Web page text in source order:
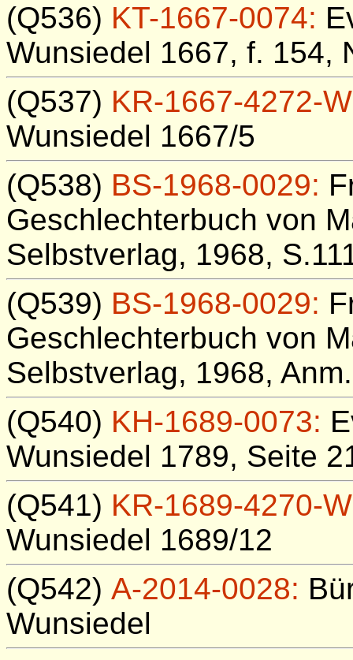
(Q536) KT-1667-0074:
Wunsiedel 1667, f. 154,
(Q537) KR-1667-4272-
Wunsiedel 1667/5
(Q538) BS-1968-0029:
Geschlechterbuch von
Selbstverlag, 1968,
(Q539) BS-1968-0029:
Geschlechterbuch von
Selbstverlag, 1968,
(Q540) KH-1689-0073:
Wunsiedel 1789, Seite
(Q541) KR-1689-4270-
Wunsiedel 1689/12
(Q542) A-2014-0028:
Wunsiedel